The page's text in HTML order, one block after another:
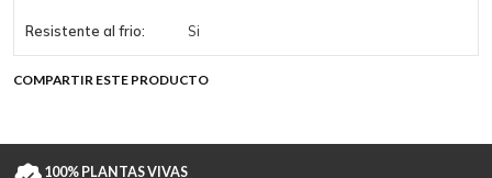
Resistente al frio: Si
COMPARTIR ESTE PRODUCTO
100% PLANTAS VIVAS